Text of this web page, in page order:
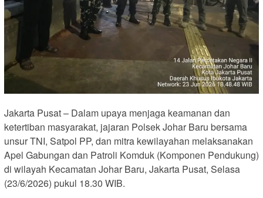
Jakarta Pusat – Dalam upaya menjaga keamanan dan
ketertiban masyarakat, jajaran Polsek Johar Baru bersama
unsur TNI, Satpol PP, dan mitra kewilayahan melaksanakan
Apel Gabungan dan Patroli Komduk (Komponen Pendukung)
di wilayah Kecamatan Johar Baru, Jakarta Pusat, Selasa
(23/6/2026) pukul 18.30 WIB.